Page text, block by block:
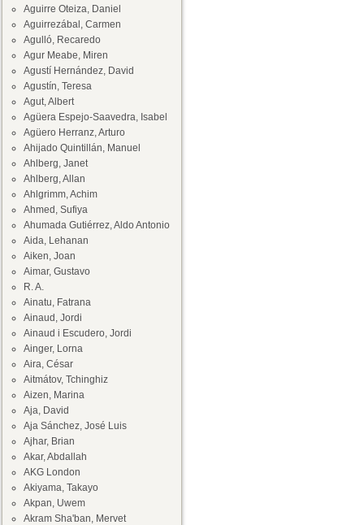
Aguirre Oteiza, Daniel
Aguirrezábal, Carmen
Agulló, Recaredo
Agur Meabe, Miren
Agustí Hernández, David
Agustín, Teresa
Agut, Albert
Agüera Espejo-Saavedra, Isabel
Agüero Herranz, Arturo
Ahijado Quintillán, Manuel
Ahlberg, Janet
Ahlberg, Allan
Ahlgrimm, Achim
Ahmed, Sufiya
Ahumada Gutiérrez, Aldo Antonio
Aida, Lehanan
Aiken, Joan
Aimar, Gustavo
R. A.
Ainatu, Fatrana
Ainaud, Jordi
Ainaud i Escudero, Jordi
Ainger, Lorna
Aira, César
Aitmátov, Tchinghiz
Aizen, Marina
Aja, David
Aja Sánchez, José Luis
Ajhar, Brian
Akar, Abdallah
AKG London
Akiyama, Takayo
Akpan, Uwem
Akram Sha'ban, Mervet